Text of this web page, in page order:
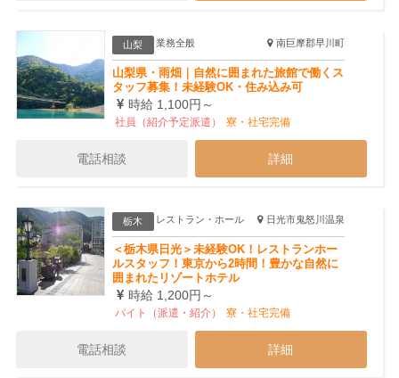
山梨 業務全般 南巨摩郡早川町
山梨県・雨畑｜自然に囲まれた旅館で働くス
タッフ募集！未経験OK・住み込み可
時給 1,100円～
社員（紹介予定派遣） 寮・社宅完備
電話相談 詳細
栃木 レストラン・ホール 日光市鬼怒川温泉
＜栃木県日光＞未経験OK！レストランホー
ルスタッフ！東京から2時間！豊かな自然に
囲まれたリゾートホテル
時給 1,200円～
バイト（派遣・紹介） 寮・社宅完備
電話相談 詳細